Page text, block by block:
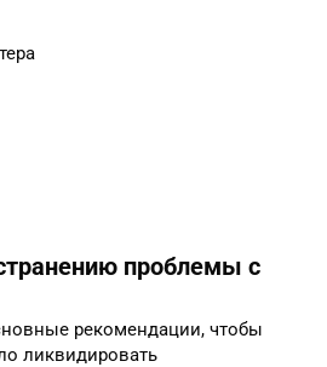
проблемы с
рекомендации, чтобы
ликвидировать